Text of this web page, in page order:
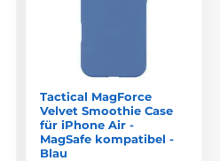
Tactical MagForce
Velvet Smoothie Case
für iPhone Air -
MagSafe kompatibel -
Blau